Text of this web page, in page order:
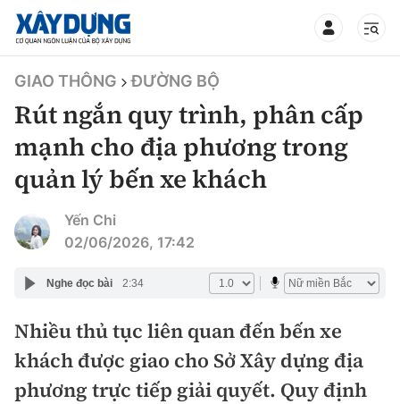
TIN BỘ XÂY DỰNG
CHUYÊN MỤC
Mới nhất
Thời sự
Chính trị
Xã hội
Xây dựng
Chỉ đạo điều hành
Giao thông
GIAO THÔNG ĐƯỜNG BỘ
Rút ngắn quy trình, phân cấp
mạnh cho địa phương trong
quản lý bến xe khách
Yến Chi
02/06/2026, 17:42
Nghe đọc bài 2:34
Nhiều thủ tục liên quan đến bến xe
khách được giao cho Sở Xây dựng địa
phương trực tiếp giải quyết. Quy định